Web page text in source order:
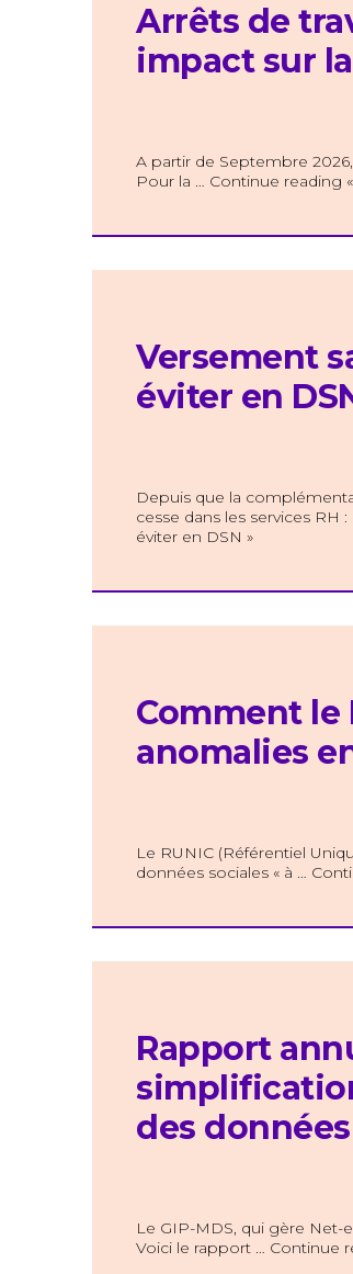
Arrêts de
impact sur
A partir de Septembre
Pour la … Continue reading
Versement
éviter en
Depuis que la
cesse dans les services RH
éviter en DSN »
Comment le
anomalies
Le RUNIC (Référentiel
données sociales « à …
Rapport
des
Le GIP-MDS, qui gère Net-
Voici le rapport … Continue